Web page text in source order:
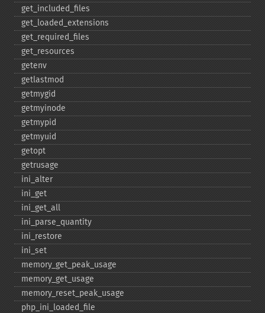
get_​included_​files
get_​loaded_​extensions
get_​required_​files
get_​resources
getenv
getlastmod
getmygid
getmyinode
getmypid
getmyuid
getopt
getrusage
ini_​alter
ini_​get
ini_​get_​all
ini_​parse_​quantity
ini_​restore
ini_​set
memory_​get_​peak_​usage
memory_​get_​usage
memory_​reset_​peak_​usage
php_​ini_​loaded_​file